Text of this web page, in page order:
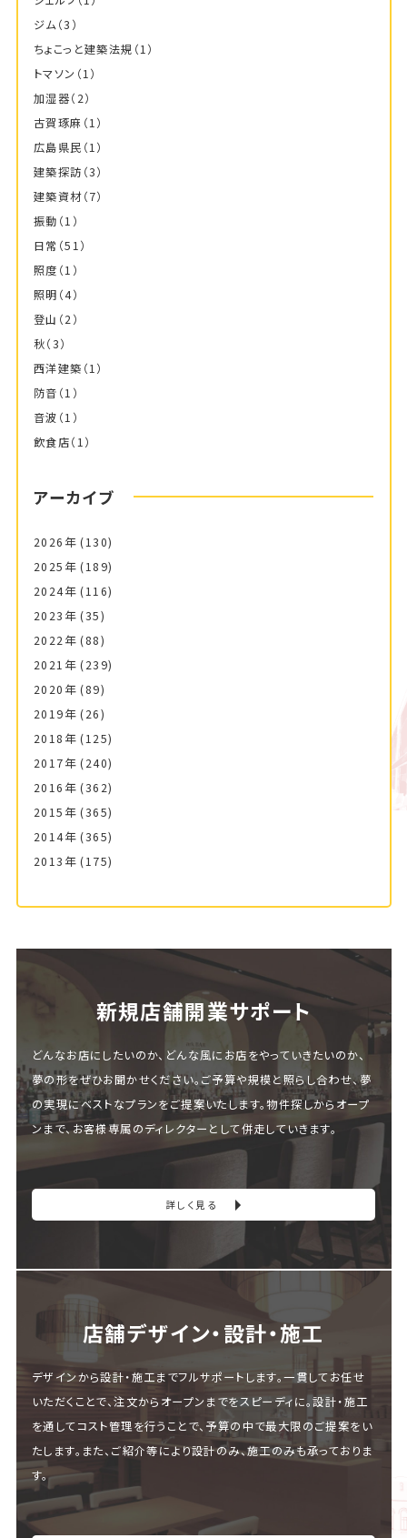
ジム（3）
ちょこっと建築法規 （1）
トマソン （1）
加湿器（2）
古賀琢麻 （1）
広島県民 （1）
建築探訪 （3）
建築資材（7）
振動 （1）
日常 （51）
照度 （1）
照明 （4）
登山 （2）
秋（3）
西洋建築 （1）
防音 （1）
音波 （1）
飲食店（1）
アーカイブ
2026年 (130)
2025年 (189)
2024年 (116)
2023年 (35)
2022年 (88)
2021年 (239)
2020年 (89)
2019年 (26)
2018年 (125)
2017年 (240)
2016年 (362)
2015年 (365)
2014年 (365)
2013年 (175)
新規店舗開業サポート
どんなお店にしたいのか、どんな風にお店をやっていきたいのか、
夢の形をぜひお聞かせください。ご予算や規模と照らし合わせ、夢
の実現にベストなプランをご提案いたします。物件探しからオープ
ンまで、お客様専属のディレクターとして併走していきます。
詳しく見る
店舗デザイン・設計・施⼯
デザインから設計・施工までフルサポートします。一貫してお任せ
いただくことで、注文からオープンまでをスピーディに。設計・施工
を通してコスト管理を行うことで、予算の中で最大限のご提案をい
たします。また、ご紹介等により設計のみ、施工のみも承っておりま
す。